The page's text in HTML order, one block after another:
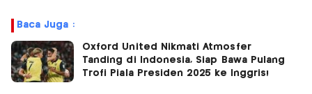
Baca Juga :
Oxford United Nikmati Atmosfer
Tanding di Indonesia, Siap Bawa Pulang
Trofi Piala Presiden 2025 ke Inggris!